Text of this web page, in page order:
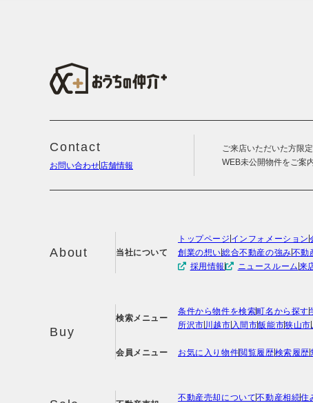
Contact
お問い合わせ店舗情報
ご来店いただいた方限定
WEB未公開物件をご案
About 当社について
トップページ インフォメーション
創業の想い総合不動産の強み不動
採用情報
ニュースルーム 来
Buy
検索メニュー
条件から物件を検索町名から探す
所沢市 川越市 入間市飯能市狭山市
会員メニュー お気に入り物件閲覧履歴検索履歴
不動産売却について不動産相続住